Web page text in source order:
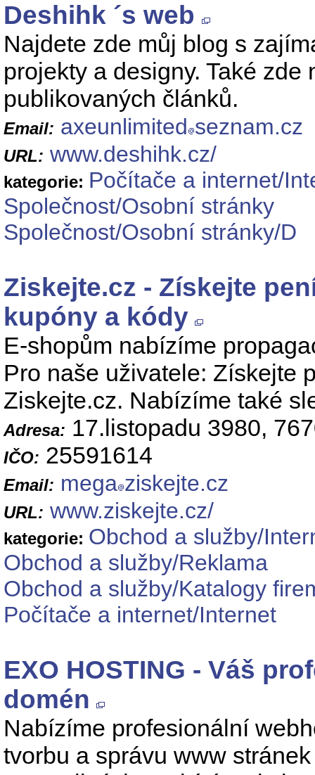
Deshihk ´s web
Najdete zde můj blog s
projekty a designy. Také
publikovaných článků.
Email: axeunlimited seznam.cz
URL: www.deshihk.cz/
kategorie: Počítače a internet/
Společnost/Osobní stránky
Společnost/Osobní stránky/D
Ziskejte.cz - Získejte
kupóny a kódy
E-shopům nabízíme
Pro naše uživatele: Získejte
Ziskejte.cz. Nabízíme také
Adresa: 17.listopadu 3980,
IČO: 25591614
Email: mega ziskejte.cz
URL: www.ziskejte.cz/
kategorie: Obchod a služby/
Obchod a služby/Reklama
Obchod a služby/Katalogy
Počítače a internet/Internet
EXO HOSTING - Váš
domén
Nabízíme profesionální
tvorbu a správu www